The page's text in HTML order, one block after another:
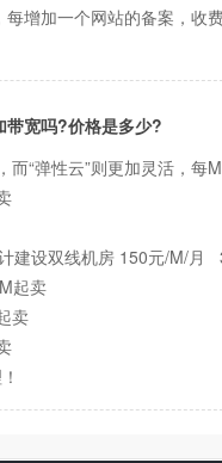
增加一个网站的备案，
带宽吗?价格是多少?
而“弹性云”则更加灵活，
建设双线机房 150元/M/月
起卖
卖